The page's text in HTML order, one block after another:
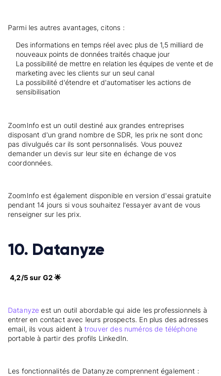
Parmi les autres avantages, citons :
Des informations en temps réel avec plus de 1,5 milliard de
nouveaux points de données traités chaque jour
La possibilité de mettre en relation les équipes de vente et de
marketing avec les clients sur un seul canal
La possibilité d'étendre et d'automatiser les actions de
sensibilisation
ZoomInfo est un outil destiné aux grandes entreprises
disposant d'un grand nombre de SDR, les prix ne sont donc
pas divulgués car ils sont personnalisés. Vous pouvez
demander un devis sur leur site en échange de vos
coordonnées.
ZoomInfo est également disponible en version d'essai gratuite
pendant 14 jours si vous souhaitez l'essayer avant de vous
renseigner sur les prix.
10. Datanyze
4,2/5 sur G2 🌟
Datanyze est un outil abordable qui aide les professionnels à
entrer en contact avec leurs prospects. En plus des adresses
email, ils vous aident àtrouver des numéros de téléphone
portable à partir des profils LinkedIn.
Les fonctionnalités de Datanyze comprennent également :